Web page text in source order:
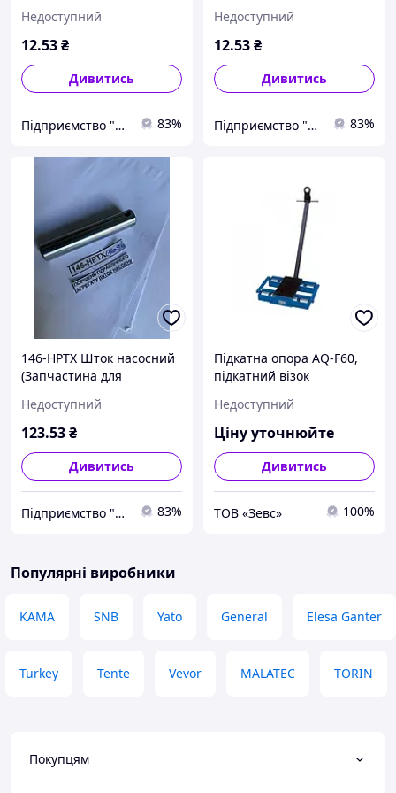
HP-20, HP-25, HP-30, TX-20,
TX-25, TX-30)
Недоступний
12.53₴
Дивитись
Підприємство "Стандарт" 83%
HP-20, HP-25, HP-30, TX-20,
TX-25, TX-30)
Недоступний
12.53₴
Дивитись
Підприємство "Стандарт" 83%
146-HPTX Шток насосний
(Запчастина для
HP-20, HP-25, HP-30, TX-20,
TX-25, TX-30)
Недоступний
123.53₴
Дивитись
Підприємство "Стандарт" 83%
Підкатна опора AQ-F60,
підкатний візок
переміщення верстатів г/
п 6т
Недоступний
Ціну уточнюйте
Дивитись
ТОВ «Зевс» 100%
Популярні виробники
KAMA SNB Yato General Elesa Ganter
Turkey Tente Vevor MALATEC TORIN
Покупцям